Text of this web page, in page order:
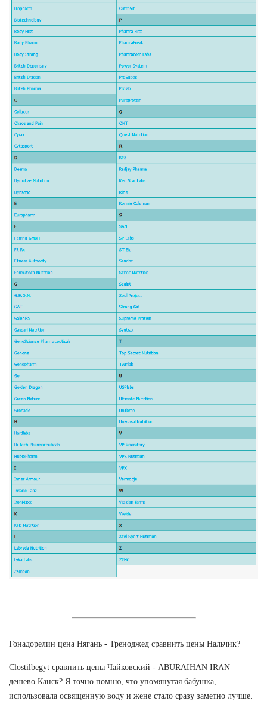
Гонадорелин цена Нягань - Треноджед сравнить цены Нальчик?
Clostilbegyt сравнить цены Чайковский - ABURAIHAN IRAN
дешево Канск? Я точно помню, что упомянутая бабушка,
использовала освященную воду и жене стало сразу заметно лучше.